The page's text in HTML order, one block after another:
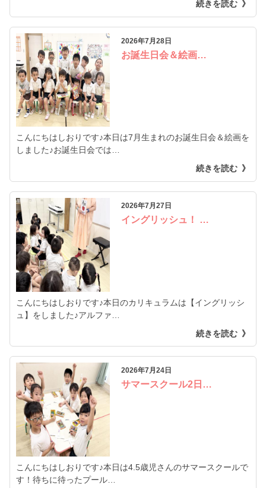
続きを読む
2026年7月28日
お誕生日会＆絵画…
こんにちはしおりです♪本日は7月生まれのお誕生日会＆絵画を
しました♪お誕生日会では…
続きを読む
2026年7月27日
イングリッシュ！ …
こんにちはしおりです♪本日のカリキュラムは【イングリッシ
ュ】をしました♪アルファ…
続きを読む
2026年7月24日
サマースクール2日…
こんにちはしおりです♪本日は4.5歳児さんのサマースクールで
す！待ちに待ったプール…